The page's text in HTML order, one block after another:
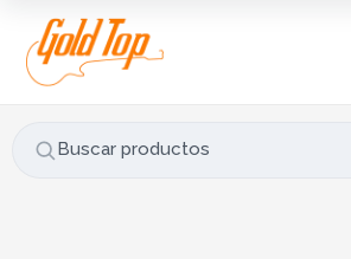
contenido
Buscar productos
u
s